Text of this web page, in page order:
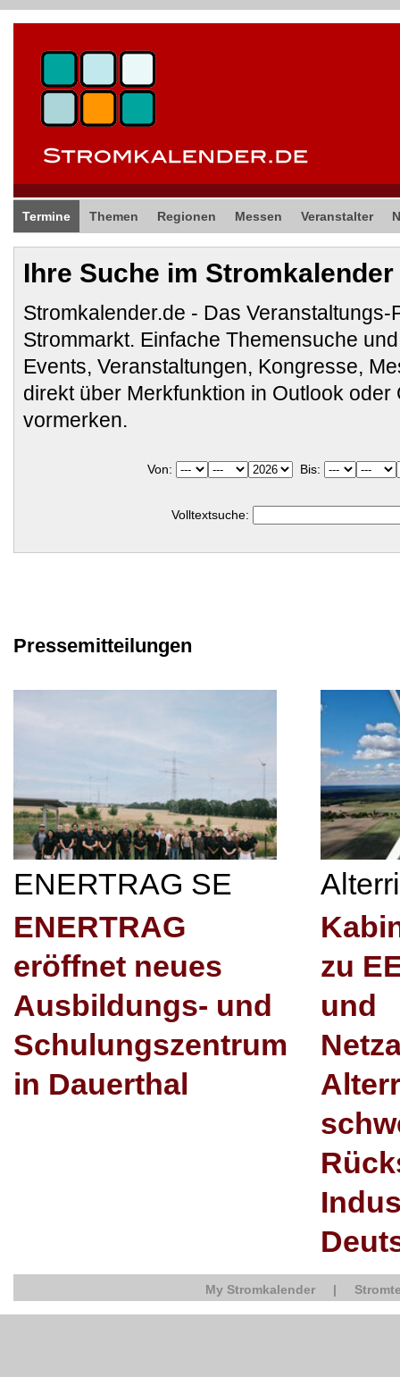
Termine Themen Regionen Messen Veranstalter
Ihre Suche im Stromkalender
Stromkalender.de - Das Veranstaltungs-
Strommarkt. Einfache Themensuche
Events, Veranstaltungen, Kongresse,
direkt über Merkfunktion in Outlook oder
vormerken.
Von: Bis:
Volltextsuche:
Pressemitteilungen
ENERTRAG SE
ENERTRAG
eröffnet neues
Ausbildungs- und
Schulungszentrum
in Dauerthal
zu
und
My Stromkalender |